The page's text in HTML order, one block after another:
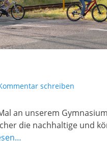
schreiben
an unserem
die nachhaltige und